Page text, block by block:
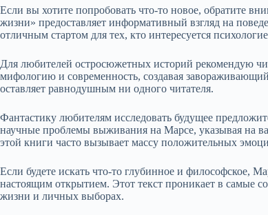
Если вы хотите попробовать что-то новое, обратите
жизни» предоставляет информативный взгляд на
отличным стартом для тех, кто интересуется
Для любителей остросюжетных историй рекомендую
мифологию и современность, создавая
оставляет равнодушным ни одного читателя.
Фантастику любителям исследовать будущее
научные проблемы выживания на Марсе, указывая на
этой книги часто вызывает массу положительных
Если будете искать что-то глубинное и философское,
настоящим открытием. Этот текст проникает в самые
жизни и личных выборах.